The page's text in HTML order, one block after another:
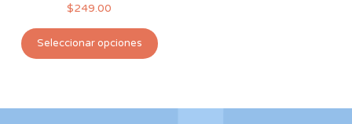
$249.00
Seleccionar opciones
producto
variantes.